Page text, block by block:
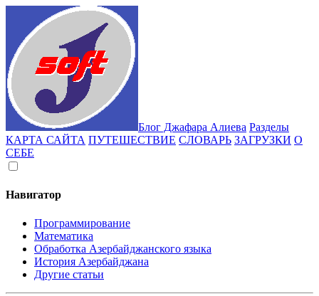
Блог Джафара Алиева Разделы
КАРТА САЙТА ПУТЕШЕСТВИЕ СЛОВАРЬ ЗАГРУЗКИ О
СЕБЕ
Навигатор
Программирование
Математика
Обработка Азербайджанского языка
История Азербайджана
Другие статьи